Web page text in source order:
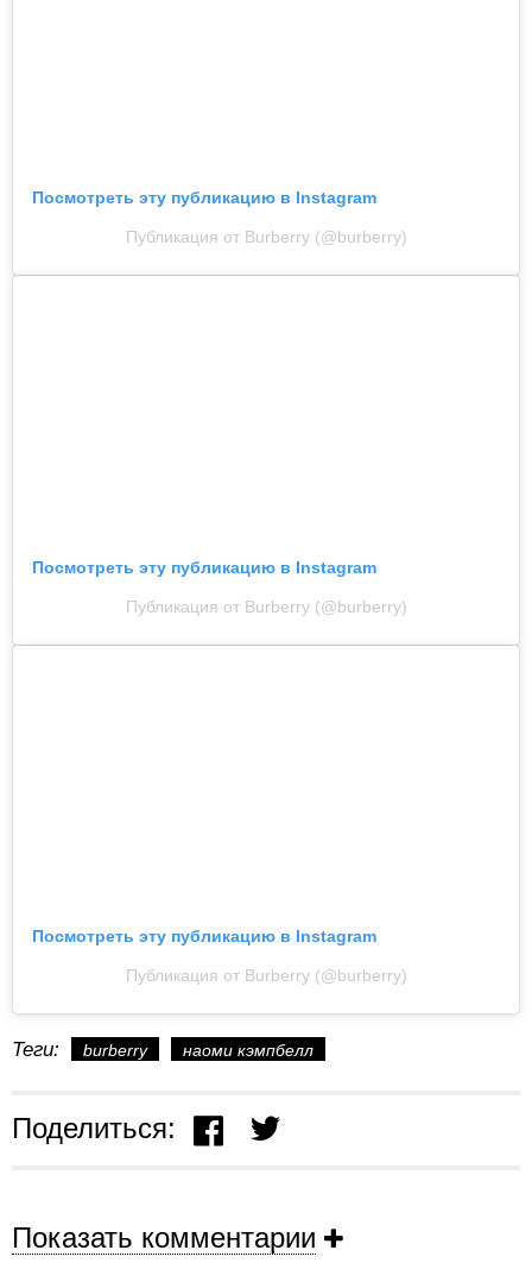
Посмотреть эту публикацию в Instagram
Публикация от Burberry (@burberry)
Посмотреть эту публикацию в Instagram
Публикация от Burberry (@burberry)
Посмотреть эту публикацию в Instagram
Публикация от Burberry (@burberry)
Теги: burberry наоми кэмпбелл
Поделиться:
Показать комментарии